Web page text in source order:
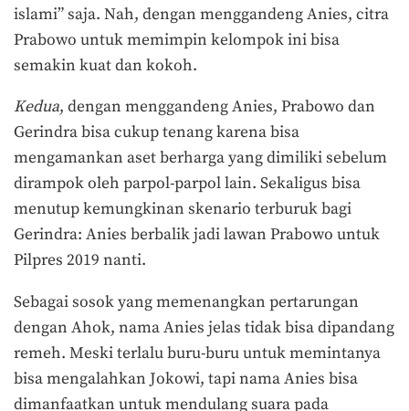
islami” saja. Nah, dengan menggandeng Anies, citra
Prabowo untuk memimpin kelompok ini bisa
semakin kuat dan kokoh.
Kedua, dengan menggandeng Anies, Prabowo dan
Gerindra bisa cukup tenang karena bisa
mengamankan aset berharga yang dimiliki sebelum
dirampok oleh parpol-parpol lain. Sekaligus bisa
menutup kemungkinan skenario terburuk bagi
Gerindra: Anies berbalik jadi lawan Prabowo untuk
Pilpres 2019 nanti.
Sebagai sosok yang memenangkan pertarungan
dengan Ahok, nama Anies jelas tidak bisa dipandang
remeh. Meski terlalu buru-buru untuk memintanya
bisa mengalahkan Jokowi, tapi nama Anies bisa
dimanfaatkan untuk mendulang suara pada